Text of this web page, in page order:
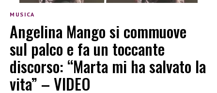
MUSICA
Angelina Mango si commuove
sul palco e fa un toccante
discorso: “Marta mi ha salvato la
vita” – VIDEO